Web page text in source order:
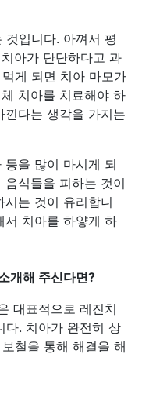
입니다. 아껴서 평
아가 단단하다고 과
게 되면 치아 마모가
치아를 치료해야 하
다는 생각을 가지는
을 많이 마시게 되
식들을 피하는 것이
는 것이 유리합니
서 치아를 하얗게 하
개해 주신다면?
대표적으로 레진치
다. 치아가 완전히 상
철을 통해 해결을 해